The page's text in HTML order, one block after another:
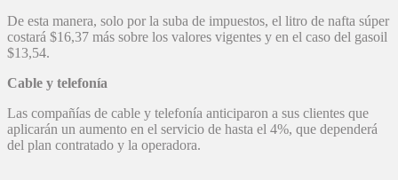
De esta manera, solo por la suba de impuestos, el litro de nafta súper
costará $16,37 más sobre los valores vigentes y en el caso del gasoil
$13,54.
Cable y telefonía
Las compañías de cable y telefonía anticiparon a sus clientes que
aplicarán un aumento en el servicio de hasta el 4%, que dependerá
del plan contratado y la operadora.